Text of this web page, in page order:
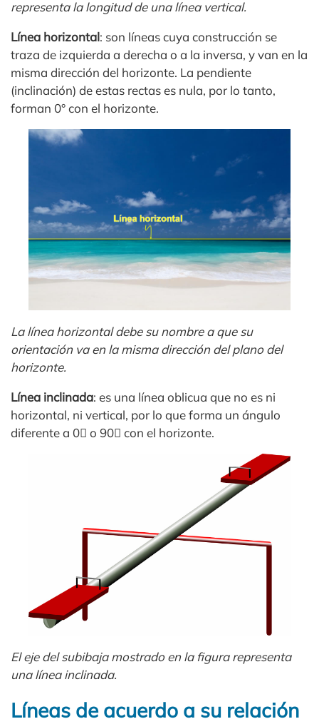
representa la longitud de una línea vertical.
Línea horizontal: son líneas cuya construcción se
traza de izquierda a derecha o a la inversa, y van en la
misma dirección del horizonte. La pendiente
(inclinación) de estas rectas es nula, por lo tanto,
forman 0° con el horizonte.
La línea horizontal debe su nombre a que su
orientación va en la misma dirección del plano del
horizonte.
Línea inclinada: es una línea oblicua que no es ni
horizontal, ni vertical, por lo que forma un ángulo
diferente a 0 o 90 con el horizonte.
El eje del subibaja mostrado en la figura representa
una línea inclinada.
Líneas de acuerdo a su relación